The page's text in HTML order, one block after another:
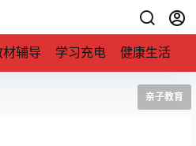
材辅导 学习充电 健康生活
亲子教育